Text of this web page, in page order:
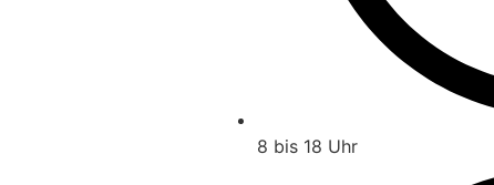
8 bis 18 Uhr